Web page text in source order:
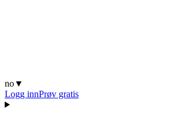
no▼
Logg innPrøv gratis